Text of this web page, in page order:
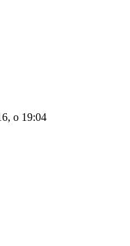
o 19:04